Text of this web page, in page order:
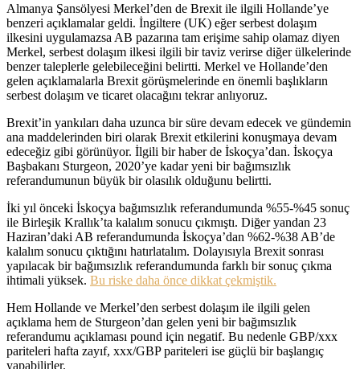
Almanya Şansölyesi Merkel’den de Brexit ile ilgili Hollande’ye
benzeri açıklamalar geldi. İngiltere (UK) eğer serbest dolaşım
ilkesini uygulamazsa AB pazarına tam erişime sahip olamaz diyen
Merkel, serbest dolaşım ilkesi ilgili bir taviz verirse diğer ülkelerinde
benzer taleplerle gelebileceğini belirtti. Merkel ve Hollande’den
gelen açıklamalarla Brexit görüşmelerinde en önemli başlıkların
serbest dolaşım ve ticaret olacağını tekrar anlıyoruz.
Brexit’in yankıları daha uzunca bir süre devam edecek ve gündemin
ana maddelerinden biri olarak Brexit etkilerini konuşmaya devam
edeceğiz gibi görünüyor. İlgili bir haber de İskoçya’dan. İskoçya
Başbakanı Sturgeon, 2020’ye kadar yeni bir bağımsızlık
referandumunun büyük bir olasılık olduğunu belirtti.
İki yıl önceki İskoçya bağımsızlık referandumunda %55-%45 sonuç
ile Birleşik Krallık’ta kalalım sonucu çıkmıştı. Diğer yandan 23
Haziran’daki AB referandumunda İskoçya’dan %62-%38 AB’de
kalalım sonucu çıktığını hatırlatalım. Dolayısıyla Brexit sonrası
yapılacak bir bağımsızlık referandumunda farklı bir sonuç çıkma
ihtimali yüksek. Bu riske daha önce dikkat çekmiştik.
Hem Hollande ve Merkel’den serbest dolaşım ile ilgili gelen
açıklama hem de Sturgeon’dan gelen yeni bir bağımsızlık
referandumu açıklaması pound için negatif. Bu nedenle GBP/xxx
pariteleri hafta zayıf, xxx/GBP pariteleri ise güçlü bir başlangıç
yapabilirler.